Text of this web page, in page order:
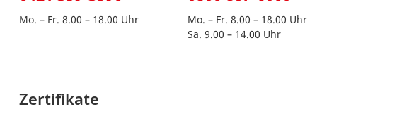
Mo. – Fr. 8.00 – 18.00 Uhr
Mo. – Fr. 8.00 – 18.00 Uhr
Sa. 9.00 – 14.00 Uhr
Zertifikate